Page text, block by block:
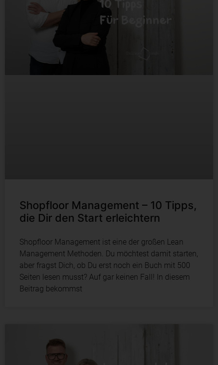
Shopfloor Management – 10 Tipps,
die Dir den Start erleichtern
Shopfloor Management ist eine der großen Lean
Management Methoden. Du möchtest damit starten,
aber fragst Dich, ob Du erst noch ein Buch mit 500
Seiten lesen musst? Auf gar keinen Fall! In diesem
Beitrag bekommst